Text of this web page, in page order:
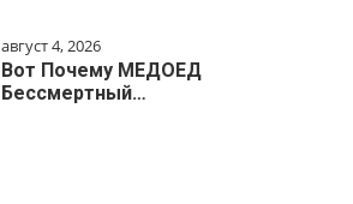
август 4, 2026
Вот Почему МЕДОЕД
Бессмертный…